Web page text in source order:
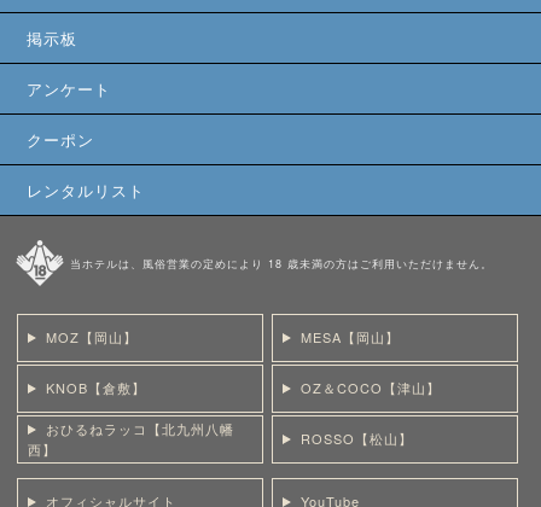
掲示板
アンケート
クーポン
レンタルリスト
当ホテルは、風俗営業の定めにより 18 歳未満の方はご利用いただけません。
MOZ【岡山】 MESA【岡山】
KNOB【倉敷】 OZ＆COCO【津山】
おひるねラッコ【北九州八幡
西】
ROSSO【松山】
オフィシャルサイト YouTube